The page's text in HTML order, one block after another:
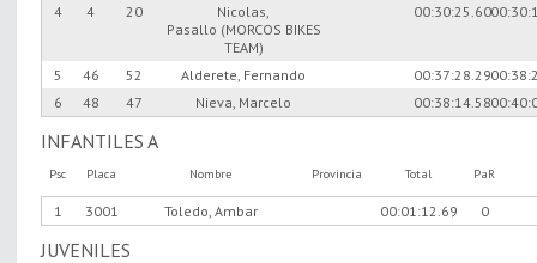
4
4 20
Nicolas,
Pasallo (MORCOS BIKES
TEAM)
00:30:25.60
5 46 52 Alderete, Fernando 00:37:28.29
6
48 47 Nieva, Marcelo 00:38:14.58
INFANTILES A
Psc Placa Nombre Provincia Total PaR
1 3001 Toledo, Ambar 00:01:12.69 0
JUVENILES